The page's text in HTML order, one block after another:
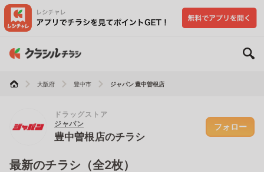
大阪府 豊中市 ジャパン 豊中曽根店
ドラッグストア
ジャパン
豊中曽根店のチラシ
フォロー
最新のチラシ（全2枚）